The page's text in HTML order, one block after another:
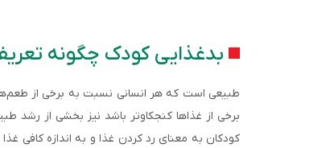
بدغذایی کودک چگونه
طبیعی است که هر انسانی نسبت به برخی از
برخی از غذاها کنجکاوتر باشد نیز بخشی از رشد
کودکان به معنای رد کردن غذا و به اندازه کافی